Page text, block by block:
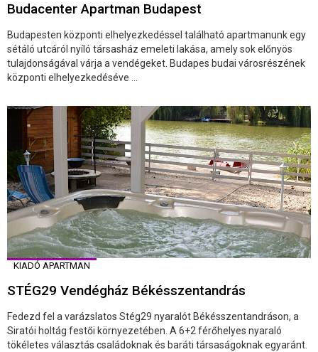
Budacenter Apartman Budapest
Budapesten központi elhelyezkedéssel található apartmanunk egy
sétáló utcáról nyíló társasház emeleti lakása, amely sok előnyös
tulajdonságával várja a vendégeket. Budapes budai városrészének
központi elhelyezkedéséve ...
KIADÓ APARTMAN
STÉG29 Vendégház Békésszentandrás
Fedezd fel a varázslatos Stég29 nyaralót Békésszentandráson, a
Siratói holtág festői környezetében. A 6+2 férőhelyes nyaraló
tökéletes választás családoknak és baráti társaságoknak egyaránt.